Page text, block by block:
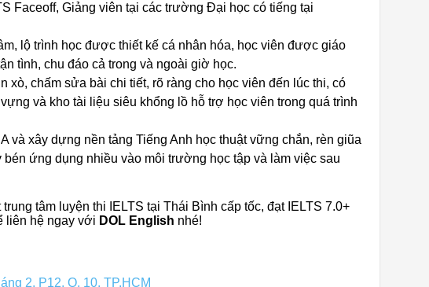
Faceoff, Giảng viên tại các trường Đại học có tiếng tại
lộ trình học được thiết kế cá nhân hóa, học viên được giáo
tình, chu đáo cả trong và ngoài giờ học.
xò, chấm sửa bài chi tiết, rõ ràng cho học viên đến lúc thi, có
và kho tài liệu siêu khổng lồ hỗ trợ học viên trong quá trình
và xây dựng nền tảng Tiếng Anh học thuật vững chắn, rèn giũa
ứng dụng nhiều vào môi trường học tập và làm việc sau
tâm luyện thi IELTS tại Thái Bình cấp tốc, đạt IELTS 7.0+
liên hệ ngay với DOL English nhé!
2, P12, Q. 10, TP.HCM